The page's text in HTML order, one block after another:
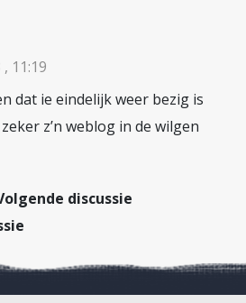
11:19
dat ie eindelijk weer bezig is
z’n weblog in de wilgen
discussie